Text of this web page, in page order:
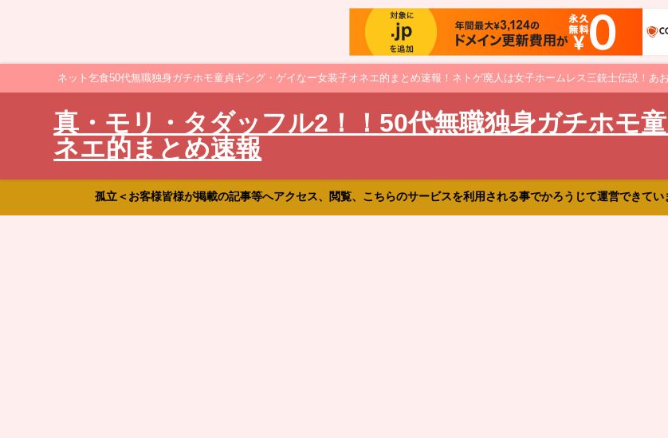
ネット乞食50代無職独身ガチホモ童貞ギング・ゲイなー女装子オネエ的まとめ速報！ネトゲ廃人は女子ホームレス三銃士伝説！あ
真・モリ・タダッフル2！！50代無職独身ガチホモ
ネエ的まとめ速報
孤立＜お客様皆様が掲載の記事等へアクセス、閲覧、こちらのサービスを利用される事でかろうじて運営できて